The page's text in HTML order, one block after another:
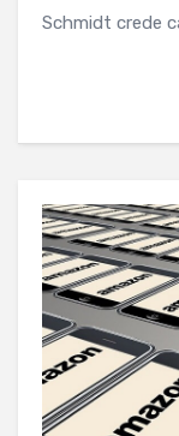
Schmidt crede